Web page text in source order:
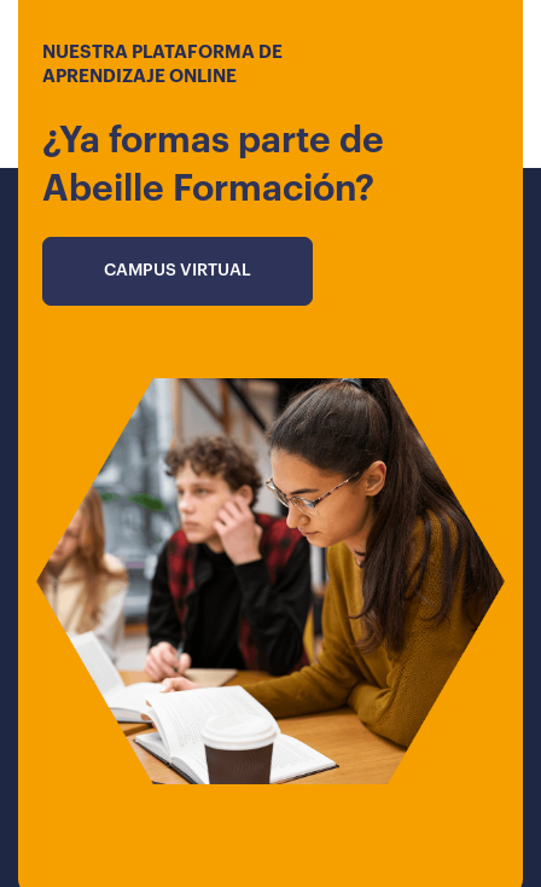
NUESTRA PLATAFORMA DE
APRENDIZAJE ONLINE
¿Ya formas parte de
Abeille Formación?
CAMPUS VIRTUAL